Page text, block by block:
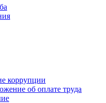
коррупции
об оплате труда